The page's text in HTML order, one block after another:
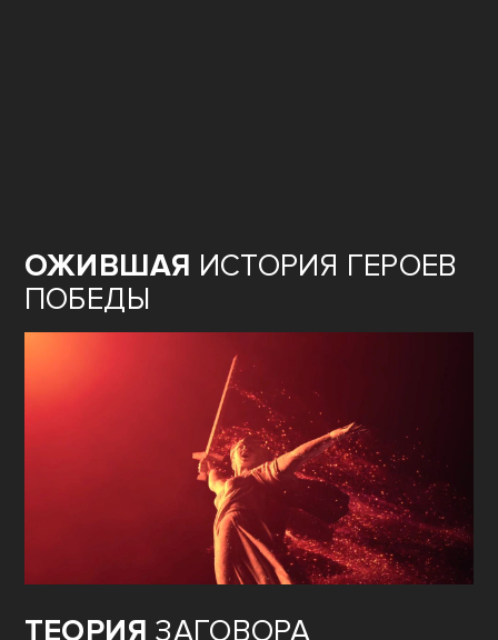
ОЖИВШАЯ ИСТОРИЯ ГЕРОЕВ
ПОБЕДЫ
ТЕОРИЯ ЗАГОВОРА